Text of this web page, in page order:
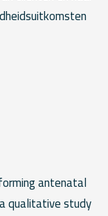
antenatal
qualitative study